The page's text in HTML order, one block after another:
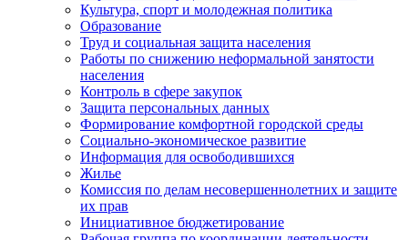
Культура, спорт и молодежная политика
Образование
Труд и социальная защита населения
Работы по снижению неформальной занятости
населения
Контроль в сфере закупок
Защита персональных данных
Формирование комфортной городской среды
Социально-экономическое развитие
Информация для освободившихся
Жилье
Комиссия по делам несовершеннолетних и защите
их прав
Инициативное бюджетирование